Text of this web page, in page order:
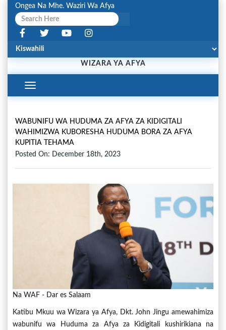
Ongea Na Mhe. Waziri Wa Afya
WIZARA YA AFYA
Toggle
Navigation
WABUNIFU WA HUDUMA ZA AFYA ZA KIDIGITALI
WAHIMIZWA KUBORESHA HUDUMA BORA ZA AFYA
KUPITIA TEHAMA
Posted On: December 18th, 2023
Na WAF - Dar es Salaam
Katibu Mkuu wa Wizara ya Afya, Dkt. John Jingu amewahimiza
wabunifu wa Huduma za Afya za Kidigitali kushirikiana na